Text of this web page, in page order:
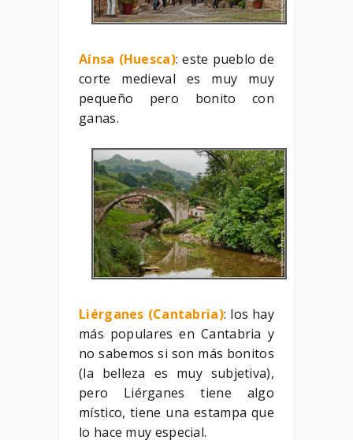
Aínsa (Huesca): este pueblo de
corte medieval es muy muy
pequeño pero bonito con
ganas.
Liérganes (Cantabria): los hay
más populares en Cantabria y
no sabemos si son más bonitos
(la belleza es muy subjetiva),
pero Liérganes tiene algo
místico, tiene una estampa que
lo hace muy especial.